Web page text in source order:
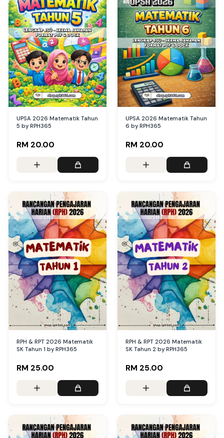
UPSA 2026 Matematik Tahun
5 by RPH365
RM 20.00
UPSA 2026 Matematik Tahun
6 by RPH365
RM 20.00
RPH & RPT 2026 Matematik
SK Tahun 1 by RPH365
RM 25.00
RPH & RPT 2026 Matematik
SK Tahun 2 by RPH365
RM 25.00